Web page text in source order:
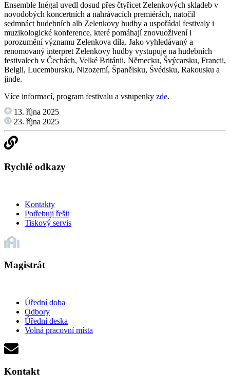
Ensemble Inégal uvedl dosud přes čtyřicet Zelenkových skladeb v
novodobých koncertních a nahrávacích premiérách, natočil
sedmnáct hudebních alb Zelenkovy hudby a uspořádal festivaly i
muzikologické konference, které pomáhají znovuoživení i
porozumění významu Zelenkova díla. Jako vyhledávaný a
renomovaný interpret Zelenkovy hudby vystupuje na hudebních
festivalech v Čechách, Velké Británii, Německu, Švýcarsku, Francii,
Belgii, Lucembursku, Nizozemí, Španělsku, Švédsku, Rakousku a
jinde.
Více informací, program festivalu a vstupenky zde.
13. října 2025
23. října 2025
Rychlé odkazy
Kontakty
Potřebuji řešit
Tiskový servis
Magistrát
Úřední doba
Odbory
Úřední deska
Volná pracovní místa
Kontakt